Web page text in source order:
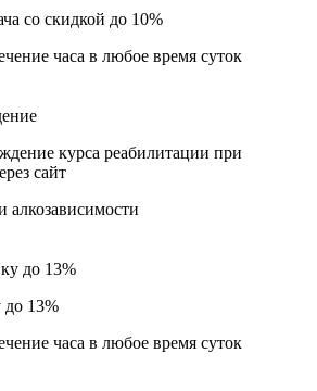
со скидкой до 10%
часа в любое время суток
курса реабилитации при
сайт
алкозависимости
до 13%
часа в любое время суток